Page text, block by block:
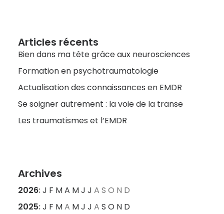
Articles récents
Bien dans ma tête grâce aux neurosciences
Formation en psychotraumatologie
Actualisation des connaissances en EMDR
Se soigner autrement : la voie de la transe
Les traumatismes et l’EMDR
Archives
2026:J F MA MJ J A S O N D
2025:J F MA MJ J A S O N D